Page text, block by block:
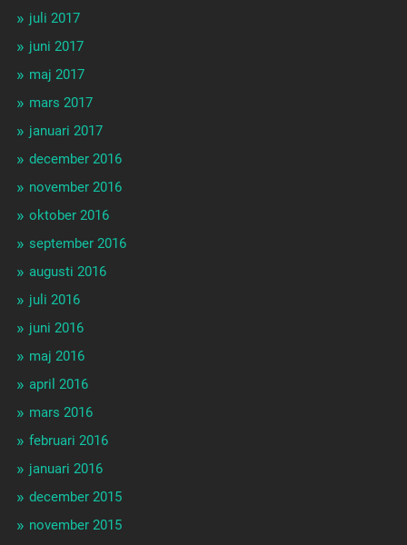
juli 2017
juni 2017
maj 2017
mars 2017
januari 2017
december 2016
november 2016
oktober 2016
september 2016
augusti 2016
juli 2016
juni 2016
maj 2016
april 2016
mars 2016
februari 2016
januari 2016
december 2015
november 2015